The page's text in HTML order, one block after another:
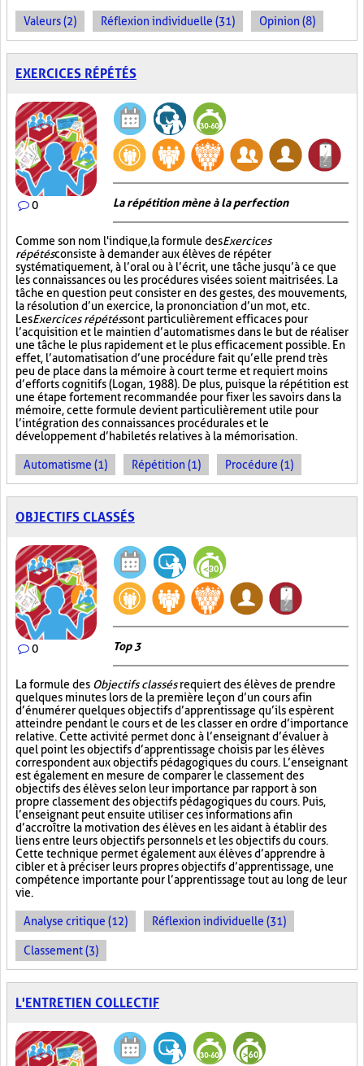
Valeurs (2) Réflexion individuelle (31) Opinion (8)
EXERCICES RÉPÉTÉS
0 La répétition mène à la perfection
Comme son nom l'indique, la formule desExercices
répétésconsiste à demander aux élèves de répéter
systématiquement, à l’oral ou à l’écrit, une tâche jusqu’à ce que
les connaissances ou les procédures visées soient maitrisées. La
tâche en question peut consister en des gestes, des mouvements,
la résolution d’un exercice, la prononciation d’un mot, etc.
LesExercices répétéssont particulièrement efficaces pour
l’acquisition et le maintien d’automatismes dans le but de réaliser
une tâche le plus rapidement et le plus efficacement possible. En
effet, l’automatisation d’une procédure fait qu’elle prend très
peu de place dans la mémoire à court terme et requiert moins
d’efforts cognitifs (Logan, 1988). De plus, puisque la répétition est
une étape fortement recommandée pour fixer les savoirs dans la
mémoire, cette formule devient particulièrement utile pour
l’intégration des connaissances procédurales et le
développement d’habiletés relatives à la mémorisation.
Automatisme (1) Répétition (1) Procédure (1)
OBJECTIFS CLASSÉS
0 Top 3
La formule des Objectifs classésrequiert des élèves de prendre
quelques minutes lors de la première leçon d’un cours afin
d’énumérer quelques objectifs d’apprentissage qu’ils espèrent
atteindre pendant le cours et de les classer en ordre d’importance
relative. Cette activité permet donc à l’enseignant d’évaluer à
quel point les objectifs d’apprentissage choisis par les élèves
correspondent aux objectifs pédagogiques du cours. L’enseignant
est également en mesure de comparer le classement des
objectifs des élèves selon leur importance par rapport à son
propre classement des objectifs pédagogiques du cours. Puis,
l’enseignant peut ensuite utiliser ces informations afin
d’accroître la motivation des élèves en les aidant à établir des
liens entre leurs objectifs personnels et les objectifs du cours.
Cette technique permet également aux élèves d’apprendre à
cibler et à préciser leurs propres objectifs d’apprentissage, une
compétence importante pour l’apprentissage tout au long de leur
vie.
Analyse critique (12) Réflexion individuelle (31)
Classement (3)
L'ENTRETIEN COLLECTIF